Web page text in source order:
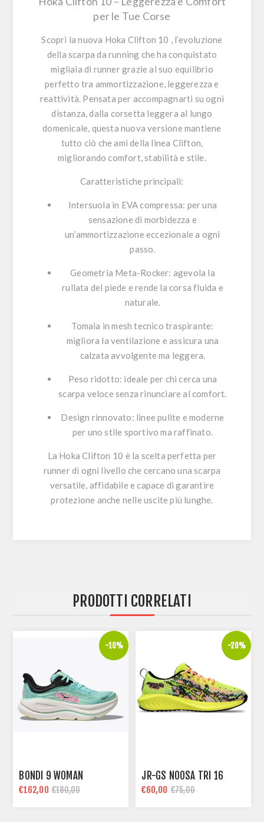
per le Tue Corse
Scopri la nuova Hoka Clifton 10 , l’evoluzione
della scarpa da running che ha conquistato
migliaia di runner grazie al suo equilibrio
perfetto tra ammortizzazione, leggerezza e
reattività. Pensata per accompagnarti su ogni
distanza, dalla corsetta leggera al lungo
domenicale, questa nuova versione mantiene
tutto ciò che ami della linea Clifton,
migliorando comfort, stabilità e stile.
Caratteristiche principali:
Intersuola in EVA compressa: per una
sensazione di morbidezza e
un’ammortizzazione eccezionale a ogni
passo.
Geometria Meta-Rocker: agevola la
rullata del piede e rende la corsa fluida e
naturale.
Tomaia in mesh tecnico traspirante:
migliora la ventilazione e assicura una
calzata avvolgente ma leggera.
Peso ridotto: ideale per chi cerca una
scarpa veloce senza rinunciare al comfort.
Design rinnovato: linee pulite e moderne
per uno stile sportivo ma raffinato.
La Hoka Clifton 10 è la scelta perfetta per
runner di ogni livello che cercano una scarpa
versatile, affidabile e capace di garantire
protezione anche nelle uscite più lunghe.
PRODOTTI CORRELATI
-10%
BONDI 9 WOMAN
€162,00 €180,00
-20%
JR-GS NOOSA TRI 16
€60,00 €75,00